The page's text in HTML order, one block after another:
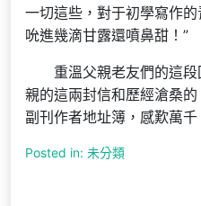
一切這些，對于初學寫作
吮進幾滴甘露還噴鼻甜！”
重溫父親老友們的這
親的這兩封信和歷經滄桑的
副刊作者地址簿，感歎萬千
Posted in: 未分類